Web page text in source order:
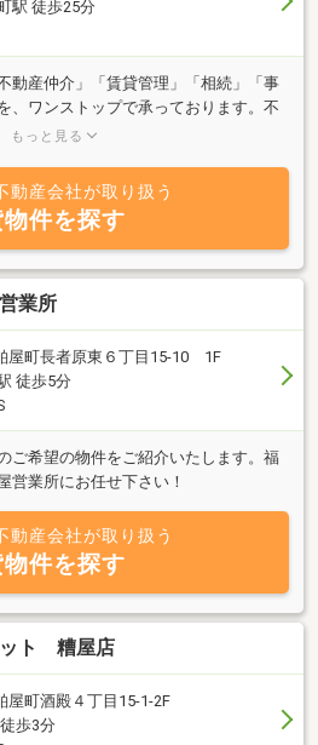
駅 徒歩25分
動産仲介」「賃貸管理」「相続」「事
、ワンストップで承っております。不
合的にサポートできる点が、当社の強
も可能な限り平易な言葉で丁寧にご説
立場に立ち、誠実かつ責任ある対応を
関するお悩みやご不明点がございまし
ください。
もっと見る
動産会社が取り扱う
件を探す
業所
屋町長者原東６丁目15-10 1F
徒歩5分
ご希望の物件をご紹介いたします。福
営業所にお任せ下さい！
動産会社が取り扱う
件を探す
ット 糟屋店
屋町酒殿４丁目15-1-2F
歩3分